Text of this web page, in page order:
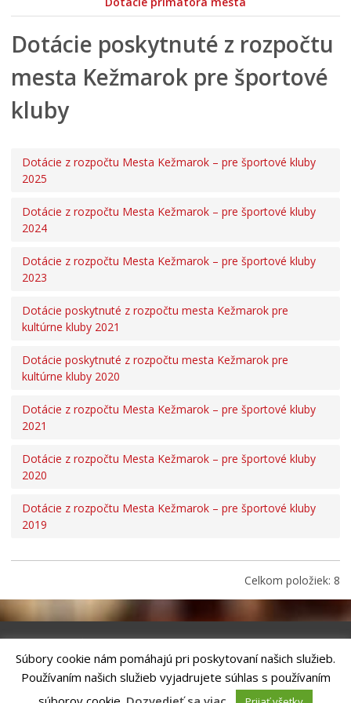
Dotácie poskytnuté z rozpočtu
mesta Kežmarok pre športové
kluby
Dotácie z rozpočtu Mesta Kežmarok – pre športové kluby
2025
Dotácie z rozpočtu Mesta Kežmarok – pre športové kluby
2024
Dotácie z rozpočtu Mesta Kežmarok – pre športové kluby
2023
Dotácie poskytnuté z rozpočtu mesta Kežmarok pre
kultúrne kluby 2021
Dotácie poskytnuté z rozpočtu mesta Kežmarok pre
kultúrne kluby 2020
Dotácie z rozpočtu Mesta Kežmarok – pre športové kluby
2021
Dotácie z rozpočtu Mesta Kežmarok – pre športové kluby
2020
Dotácie z rozpočtu Mesta Kežmarok – pre športové kluby
2019
Celkom položiek: 8
Riešenie ANTIK SMART CITY
| Technický prevádzkovateľ – MVI
Technology, s.r.o.
Správca webového sídla: Mesto Kežmarok, Hlavné námestie, 060 01
Súbory cookie nám pomáhajú pri poskytovaní našich služieb.
Používaním našich služieb vyjadrujete súhlas s používaním